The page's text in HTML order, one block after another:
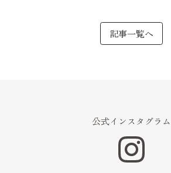
記事一覧へ
公式インスタグラム